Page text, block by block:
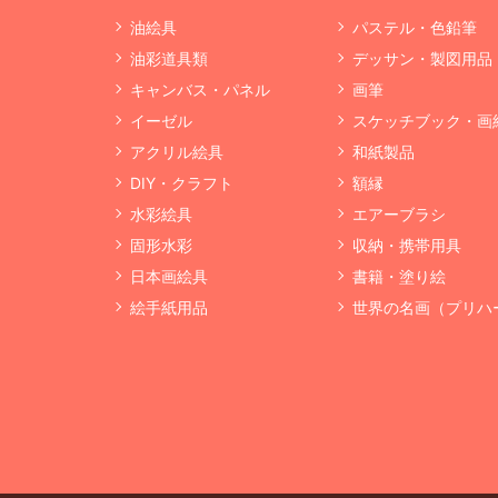
油絵具
油彩道具類
キャンバス・パネル
イーゼル
アクリル絵具
DIY・クラフト
水彩絵具
固形水彩
日本画絵具
絵手紙用品
パステル・色鉛筆
デッサン・製図用品
画筆
スケッチブック・画
和紙製品
額縁
エアーブラシ
収納・携帯用具
書籍・塗り絵
世界の名画（プリハ